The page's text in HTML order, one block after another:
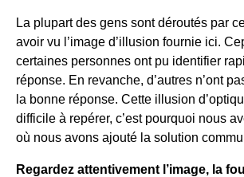
La plupart des gens sont déroutés par
avoir vu l’image d’illusion fournie ici.
certaines personnes ont pu identifier
réponse. En revanche, d’autres n’ont
la bonne réponse. Cette illusion
difficile à repérer, c’est pourquoi nous
où nous avons ajouté la solution
Regardez attentivement l’image, la